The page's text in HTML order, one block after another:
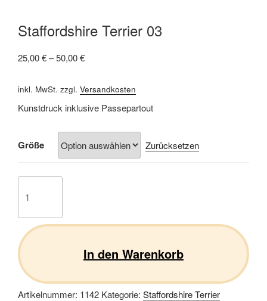
Staffordshire Terrier 03
25,00€–50,00€
inkl. MwSt. zzgl. Versandkosten
Kunstdruck inklusive Passepartout
Größe Zurücksetzen
Terrier
Menge
In den Warenkorb
Artikelnummer: 1142 Kategorie: Staffordshire Terrier